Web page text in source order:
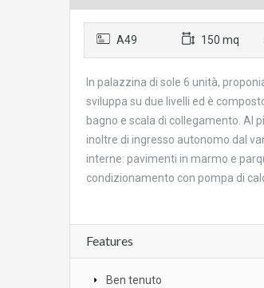
A49 150 mq
In palazzina di sole 6 unità,
sviluppa su due livelli ed è
bagno e scala di collegamento. Al
inoltre di ingresso autonomo dal
interne: pavimenti in marmo e
condizionamento con pompa di
Features
Ben tenuto